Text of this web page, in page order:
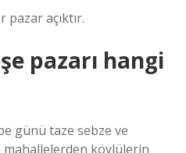
pazar açıktır.
pazarı hangi
günü taze sebze ve
mahallelerden köylülerin